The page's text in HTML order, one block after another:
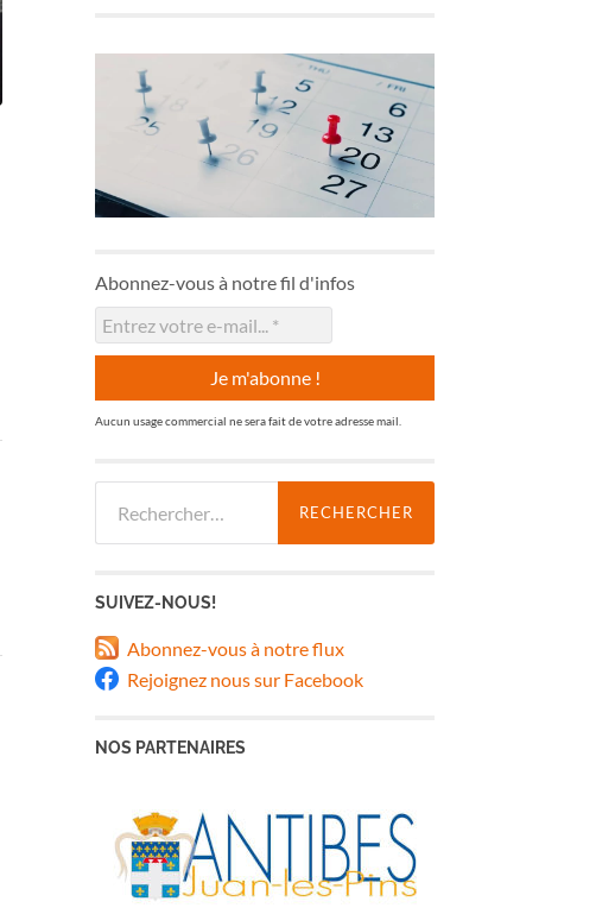
Abonnez-vous à notre fil d'infos
Aucun usage commercial ne sera fait de votre adresse mail.
SUIVEZ-NOUS!
Abonnez-vous à notre flux
Rejoignez nous sur Facebook
NOS PARTENAIRES